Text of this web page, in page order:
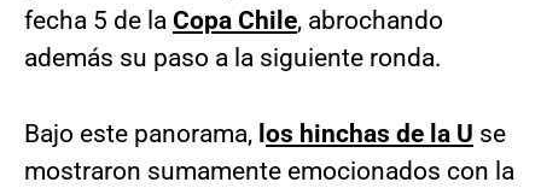
fecha 5 de la Copa Chile, abrochando
además su paso a la siguiente ronda.
Bajo este panorama, os hinchas de la U se
mostraron sumamente emocionados con la